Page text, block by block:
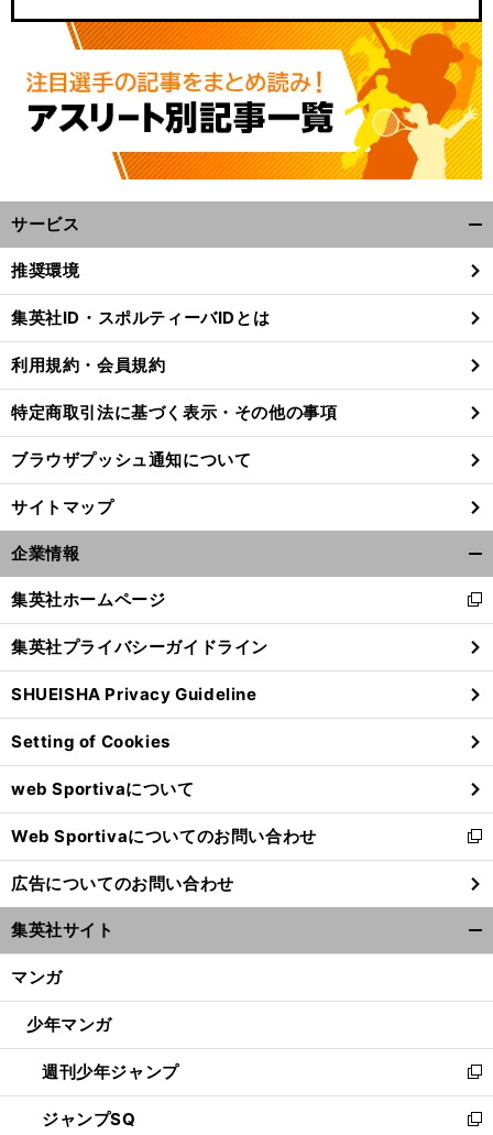
前
サービス
閉
る
推奨環境
集英社ID・スポルティーバIDとは
利用規約・会員規約
特定商取引法に基づく表示・その他の事項
ブラウザプッシュ通知について
サイトマップ
企業情報
閉
る
集英社ホームページ
新
し
い
ウ
ィ
ン
ド
ウ
で
開
く
集英社プライバシーガイドライン
SHUEISHA Privacy Guideline
Setting of Cookies
web Sportivaについて
Web Sportivaについてのお問い合わせ
新
し
い
ウ
ィ
ン
ウ
開
く
広告についてのお問い合わせ
集英社サイト
マンガ
少年マンガ
週刊少年ジャンプ
新
し
い
ジャンプSQ
新